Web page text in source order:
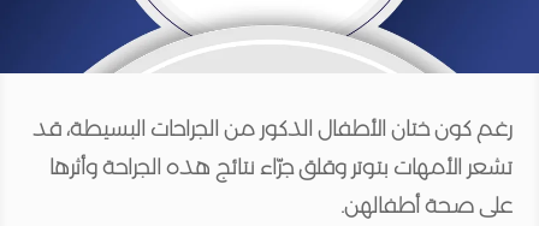
رغم كون ختان الأطفال الذكور من الجراحات البسيطة، قد
تشعر الأمهات بتوتر وقلق جرّاء نتائج هذه الجراحة وأثرها
على صحة أطفالهن.